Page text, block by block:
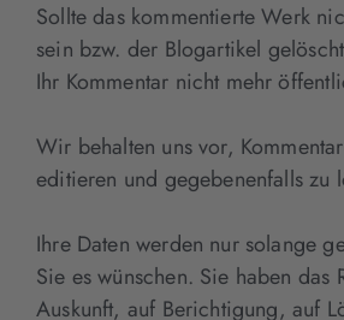
Sollte das kommentierte Werk
sein bzw. der Blogartikel
Ihr Kommentar nicht mehr
Wir behalten uns vor,
editieren und gegebenenfalls zu
Ihre Daten werden nur solange
Sie es wünschen. Sie haben das
Auskunft, auf Berichtigung, auf